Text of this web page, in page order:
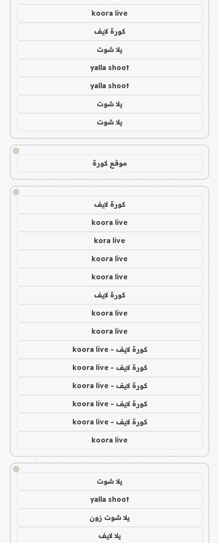
koora live
كورة لايف
يلا شوت
yalla shoot
yalla shoot
يلا شوت
يلا شوت
!
موقع كورة
!
كورة لايف
koora live
kora live
koora live
koora live
كورة لايف
koora live
koora live
كورة لايف - koora live
كورة لايف - koora live
كورة لايف - koora live
كورة لايف - koora live
كورة لايف - koora live
koora live
!
يلا شوت
yalla shoot
يلا شوت زون
يلا لايف